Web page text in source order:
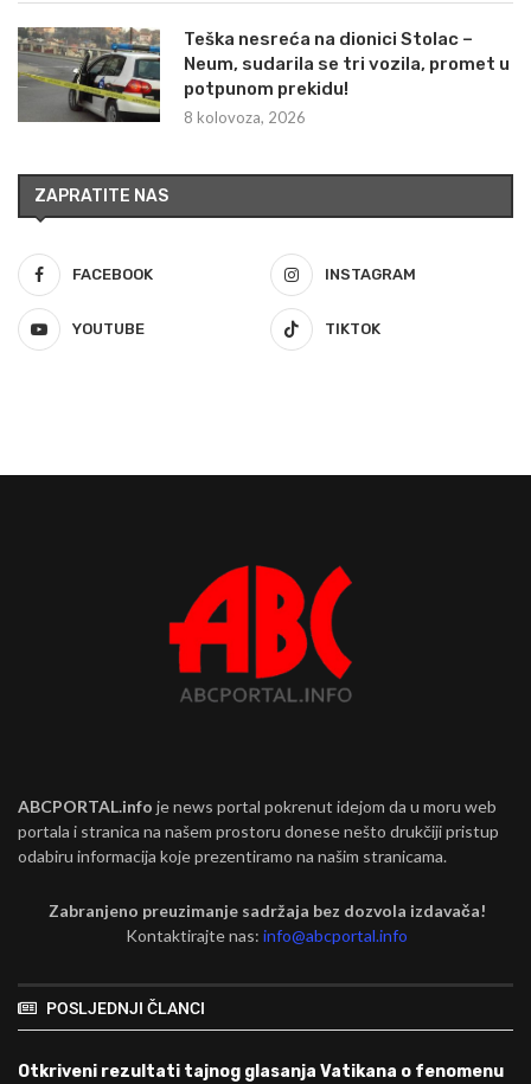
Teška nesreća na dionici Stolac –
Neum, sudarila se tri vozila, promet u
potpunom prekidu!
8 kolovoza, 2026
ZAPRATITE NAS
FACEBOOK INSTAGRAM
YOUTUBE TIKTOK
ABCPORTAL.info je news portal pokrenut idejom da u moru web
portala i stranica na našem prostoru donese nešto drukčiji pristup
odabiru informacija koje prezentiramo na našim stranicama.
Zabranjeno preuzimanje sadržaja bez dozvola izdavača!
Kontaktirajte nas:info@abcportal.info
POSLJEDNJI ČLANCI
Otkriveni rezultati tajnog glasanja Vatikana o fenomenu